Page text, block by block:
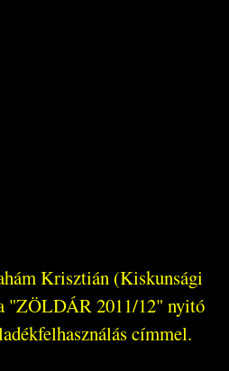
Krisztián (Kiskunsági
"ZÖLDÁR 2011/12" nyitó
címmel.